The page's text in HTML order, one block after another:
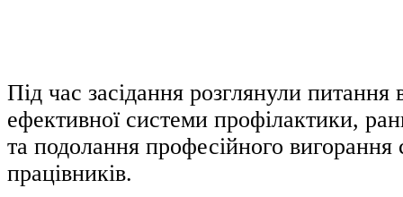
Під час засідання розглянули
ефективної системи профілактики,
та подолання професійного
працівників.